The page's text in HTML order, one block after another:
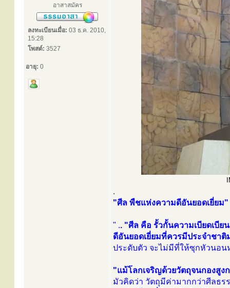
อาสาสมัคร
ลงทะเบียนเมื่อ: 03 ธ.ค. 2010,
15:28
โพสต์: 3527
อายุ: 0
.
"ศีล พืชแห่งความดีอันยอดเยี่ยม"
" .. "ศีล คือ รั้วกั้นความเบียดเบี
ดีอันยอดเยี่ยมที่ควรมีประจำชา
ประดับตัว จะไม่มีที่ให้ซุกหัวนอ
"แม้โลกเจริญด้วยวัตถุจนกองสูง
มัวคิดว่า วัตถุมีค่ามากกว่าศีลธร